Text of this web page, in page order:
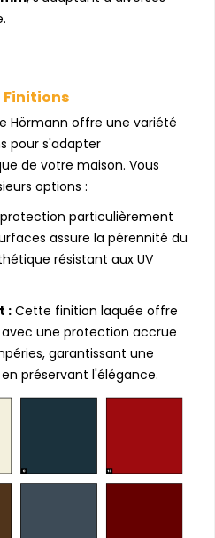
Finitions
Hörmann offre une variété
pour s'adapter
de votre maison. Vous
options :
protection particulièrement
assure la pérennité du
résistant aux UV
: Cette finition laquée offre
une protection accrue
garantissant une
préservant l'élégance.